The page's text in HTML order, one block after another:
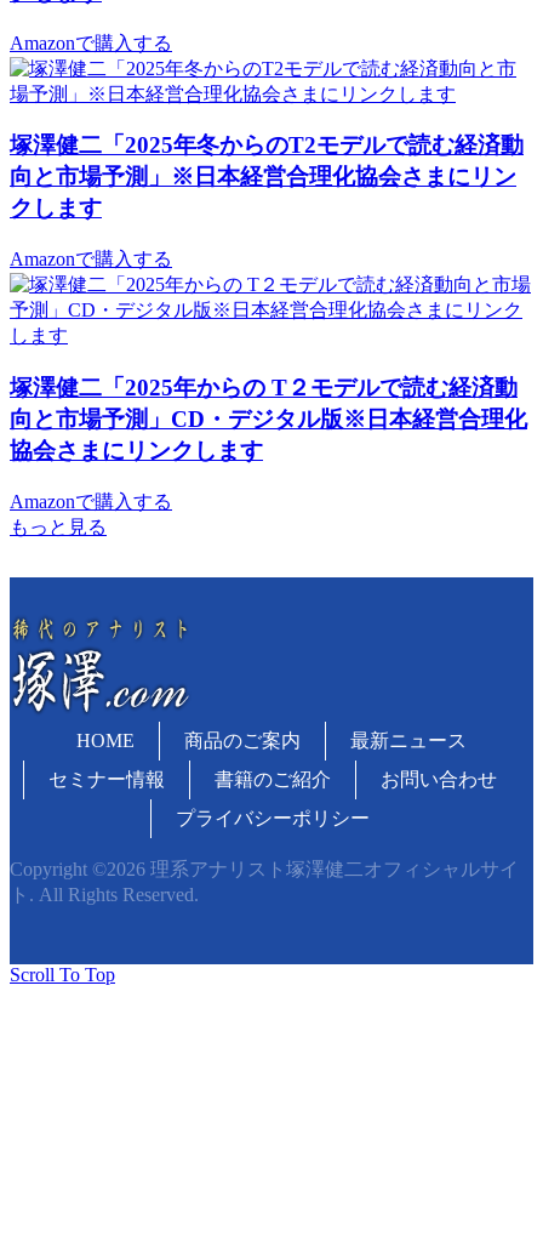
Amazonで購入する
塚澤健二「2025年冬からのT2モデルで読む経済動
向と市場予測」※日本経営合理化協会さまにリン
クします
Amazonで購入する
塚澤健二「2025年からの T２モデルで読む経済動
向と市場予測」CD・デジタル版※日本経営合理化
協会さまにリンクします
Amazonで購入する
もっと見る
HOME 商品のご案内
最新ニュース
セミナー情報
書籍のご紹介
お問い合わせ
プライバシーポリシー
Copyright ©2026 理系アナリスト塚澤健二オフィシャルサイ
ト. All Rights Reserved.
Scroll To Top